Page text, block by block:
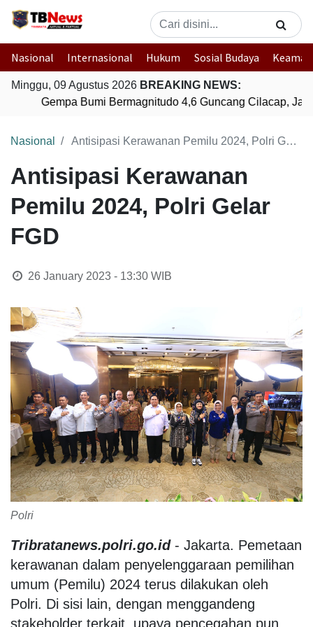
Nasional Internasional Hukum Sosial Budaya
Minggu, 09 Agustus 2026 BREAKING NEWS:
Gempa Bumi Bermagnitudo 4,6 Guncang Cilacap,
Nasional Antisipasi Kerawanan Pemilu 2024, Polri Gelar FGD
Antisipasi Kerawanan
Pemilu 2024, Polri Gelar
FGD
26 January 2023 - 13:30WIB
Polri
Tribratanews.polri.go.id- Jakarta. Pemetaan
kerawanan dalam penyelenggaraan pemilihan
umum (Pemilu) 2024 terus dilakukan oleh
Polri. Di sisi lain, dengan menggandeng
stakeholder terkait, upaya pencegahan pun